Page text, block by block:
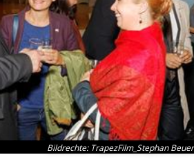
Bildrechte:TrapezFilm_Stephan